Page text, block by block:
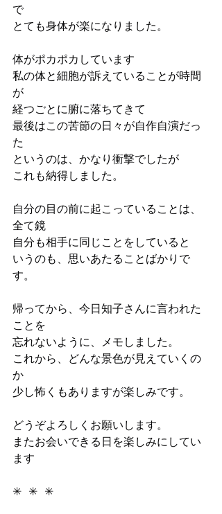
で
とても身体が楽になりました。
体がポカポカしています
私の体と細胞が訴えていることが時間
が
経つごとに腑に落ちてきて
最後はこの苦節の日々が自作自演だっ
た
というのは、かなり衝撃でしたが
これも納得しました。
自分の目の前に起こっていることは、
全て鏡
自分も相手に同じことをしていると
いうのも、思いあたることばかりで
す。
帰ってから、今日知子さんに言われた
ことを
忘れないように、メモしました。
これから、どんな景色が見えていくの
か
少し怖くもありますが楽しみです。
どうぞよろしくお願いします。
またお会いできる日を楽しみにしてい
ます
✳︎  ✳︎  ✳︎